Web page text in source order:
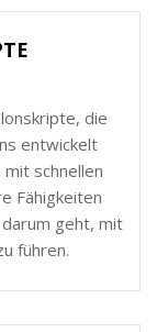
die
entwickelt
schnellen
Fähigkeiten
geht, mit
führen.